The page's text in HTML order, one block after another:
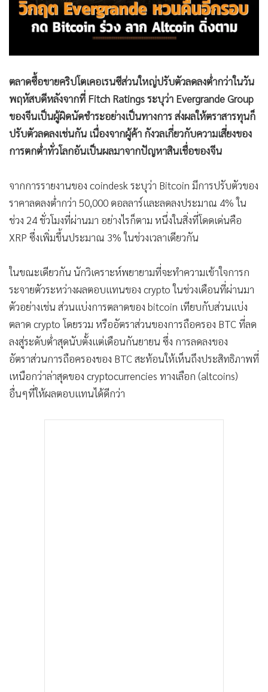
กีฬา
• Special Scoop
เศรษฐกิจ-ธุรกิจ
จีน
• ชุมชน-คุณภาพชีวิต
• อาชญากรรม
• Motoring
• วิทยาศาสตร์
• SMEs
• หุ้น
• อินโดจีน
• Celeb Online
• Factcheck
• ญี่ปุ่น
News1
• Gotomanager
ตลาดซื้อขายคริปโตเคอเรนซีส่วนใหญ่ปรับตัวลดลงต่ำกว่าในวัน
พฤหัสบดีหลังจากที่ Fitch Ratings ระบุว่า Evergrande Group
ของจีนเป็นผู้ผิดนัดชำระอย่างเป็นทางการ ส่งผลให้ตราสารทุนก็
ปรับตัวลดลงเช่นกัน เนื่องจากผู้ค้า กังวลเกี่ยวกับความเสี่ยงของ
การตกต่ำทั่วโลกอันเป็นผลมาจากปัญหาสินเชื่อของจีน
จากการรายงานของ coindesk ระบุว่า Bitcoin มีการปรับตัวของ
ราคาลดลงต่ำกว่า 50,000 ดอลลาร์และลดลงประมาณ 4% ใน
ช่วง 24 ชั่วโมงที่ผ่านมา อย่างไรก็ตาม หนึ่งในสิ่งที่โดดเด่นคือ
XRP ซึ่งเพิ่มขึ้นประมาณ 3% ในช่วงเวลาเดียวกัน
ในขณะเดียวกัน นักวิเคราะห์พยายามที่จะทำความเข้าใจการก
ระจายตัวระหว่างผลตอบแทนของ crypto ในช่วงเดือนที่ผ่านมา
ตัวอย่างเช่น ส่วนแบ่งการตลาดของ bitcoin เทียบกับส่วนแบ่ง
ตลาด crypto โดยรวม หรืออัตราส่วนของการถือครอง BTC ที่ลด
ลงสู่ระดับต่ำสุดนับตั้งแต่เดือนกันยายน ซึ่ง การลดลงของ
อัตราส่วนการถือครองของ BTC สะท้อนให้เห็นถึงประสิทธิภาพที่
เหนือกว่าล่าสุดของ cryptocurrencies ทางเลือก (altcoins)
อื่นๆที่ให้ผลตอบแทนได้ดีกว่า